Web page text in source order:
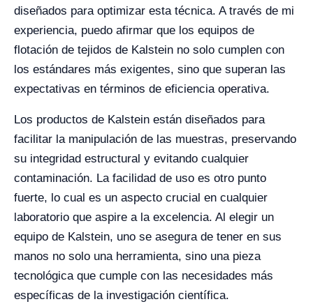
diseñados para optimizar esta técnica. A través de mi
experiencia, puedo afirmar que los equipos de
flotación de tejidos de Kalstein no solo cumplen con
los estándares más exigentes, sino que superan las
expectativas en términos de eficiencia operativa.
Los productos de Kalstein están diseñados para
facilitar la manipulación de las muestras, preservando
su integridad estructural y evitando cualquier
contaminación. La facilidad de uso es otro punto
fuerte, lo cual es un aspecto crucial en cualquier
laboratorio que aspire a la excelencia. Al elegir un
equipo de Kalstein, uno se asegura de tener en sus
manos no solo una herramienta, sino una pieza
tecnológica que cumple con las necesidades más
específicas de la investigación científica.